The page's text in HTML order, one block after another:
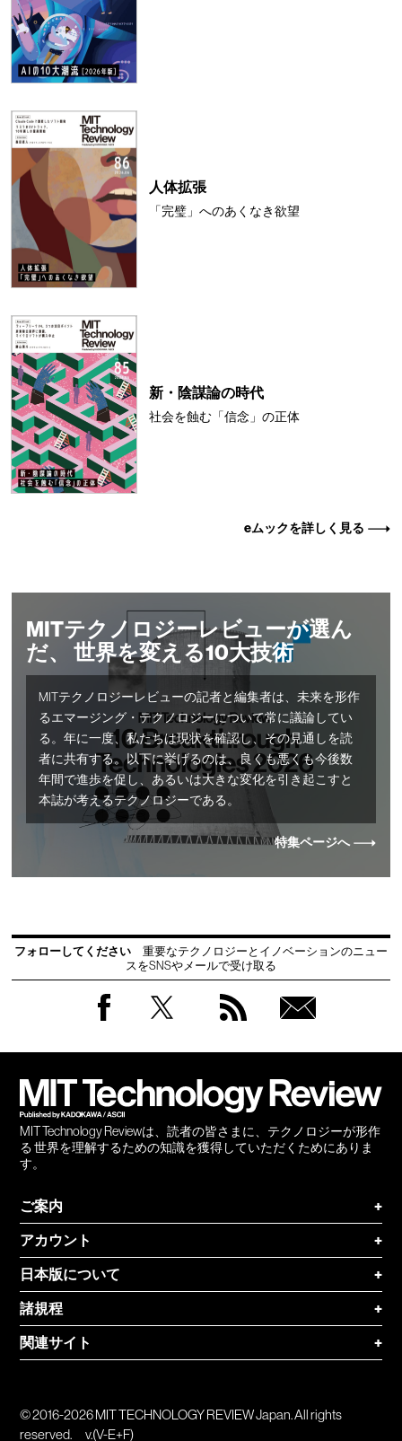
人体拡張
「完璧」へのあくなき欲望
新・陰謀論の時代
社会を蝕む「信念」の正体
eムックを詳しく見る
MITテクノロジーレビューが選ん
だ、 世界を変える10大技術
MITテクノロジーレビューの記者と編集者は、未来を形作
るエマージング・テクノロジーについて常に議論してい
る。年に一度、私たちは現状を確認し、その見通しを読
者に共有する。以下に挙げるのは、良くも悪くも今後数
年間で進歩を促し、あるいは大きな変化を引き起こすと
本誌が考えるテクノロジーである。
特集ページへ
フォローしてください
重要なテクノロジーとイノベーションのニュー
スをSNSやメールで受け取る
MIT Technology Reviewは、読者の皆さまに、テクノロジーが形作
る 世界を理解するための知識を獲得していただくためにありま
す。
ご案内
+
アカウント
+
日本版について
+
諸規程
+
関連サイト
+
© 2016-2026 MIT TECHNOLOGY REVIEW Japan. All rights
reserved.
v.(V-E+F)